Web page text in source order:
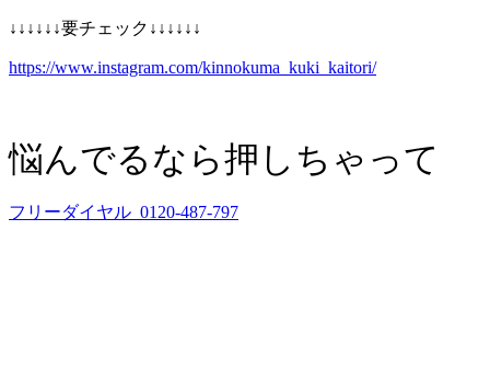
↓↓↓↓↓↓要チェック↓↓↓↓↓↓
https://www.instagram.com/kinnokuma_kuki_kaitori/
悩んでるなら押しちゃって
フリーダイヤル 0120-487-797